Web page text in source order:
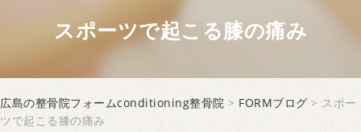
スポーツで起こる膝の痛み
広島の整骨院フォームconditioning整骨院 > FORMブログ > スポー
ツで起こる膝の痛み